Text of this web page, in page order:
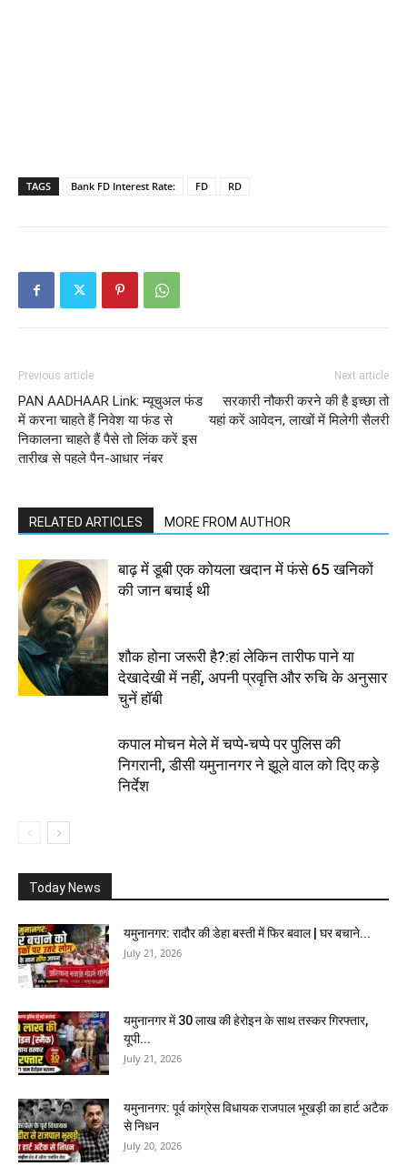
TAGS Bank FD Interest Rate: FD RD
Previous article
PAN AADHAAR Link: म्यूचुअल फंड
में करना चाहते हैं निवेश या फंड से
निकालना चाहते हैं पैसे तो लिंक करें इस
तारीख से पहले पैन-आधार नंबर
Next article
सरकारी नौकरी करने की है इच्छा तो
यहां करें आवेदन, लाखों में मिलेगी सैलरी
RELATED ARTICLES MORE FROM AUTHOR
बाढ़ में डूबी एक कोयला खदान में फंसे 65 खनिकों
की जान बचाई थी
शौक होना जरूरी है?:हां लेकिन तारीफ पाने या
देखादेखी में नहीं, अपनी प्रवृत्ति और रुचि के अनुसार
चुनें हॉबी
कपाल मोचन मेले में चप्पे-चप्पे पर पुलिस की
निगरानी, डीसी यमुनानगर ने झूले वाल को दिए कड़े
निर्देश
Today News
यमुनानगर: रादौर की डेहा बस्ती में फिर बवाल | घर बचाने...
July 21, 2026
यमुनानगर में 30 लाख की हेरोइन के साथ तस्कर गिरफ्तार,
यूपी...
July 21, 2026
यमुनानगर: पूर्व कांग्रेस विधायक राजपाल भूखड़ी का हार्ट अटैक
से निधन
July 20, 2026